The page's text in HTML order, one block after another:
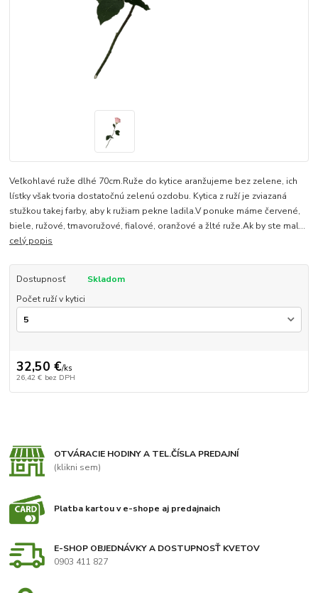
Veľkohlavé ruže dlhé 70cm.Ruže do kytice aranžujeme bez zelene, ich
lístky však tvoria dostatočnú zelenú ozdobu. Kytica z ruží je zviazaná
stužkou takej farby, aby k ružiam pekne ladila.V ponuke máme červené,
biele, ružové, tmavoružové, fialové, oranžové a žlté ruže.Ak by ste mal...
celý popis
Dostupnosť
Skladom
Počet ruží v kytici
32,50 €/ks
26,42 € bez DPH
OTVÁRACIE HODINY A TEL.ČÍSLA PREDAJNÍ
(klikni sem)
Platba kartou v e-shope aj predajnaich
E-SHOP OBJEDNÁVKY A DOSTUPNOSŤ KVETOV
0903 411 827